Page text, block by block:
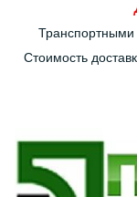
Стоимость